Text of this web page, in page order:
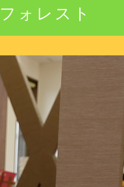
ォレスト